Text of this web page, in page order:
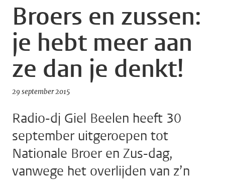
Broers en zussen:
je hebt meer aan
ze dan je denkt!
29 september 2015
Radio-dj Giel Beelen heeft 30
september uitgeroepen tot
Nationale Broer en Zus-dag,
vanwege het overlijden van z’n